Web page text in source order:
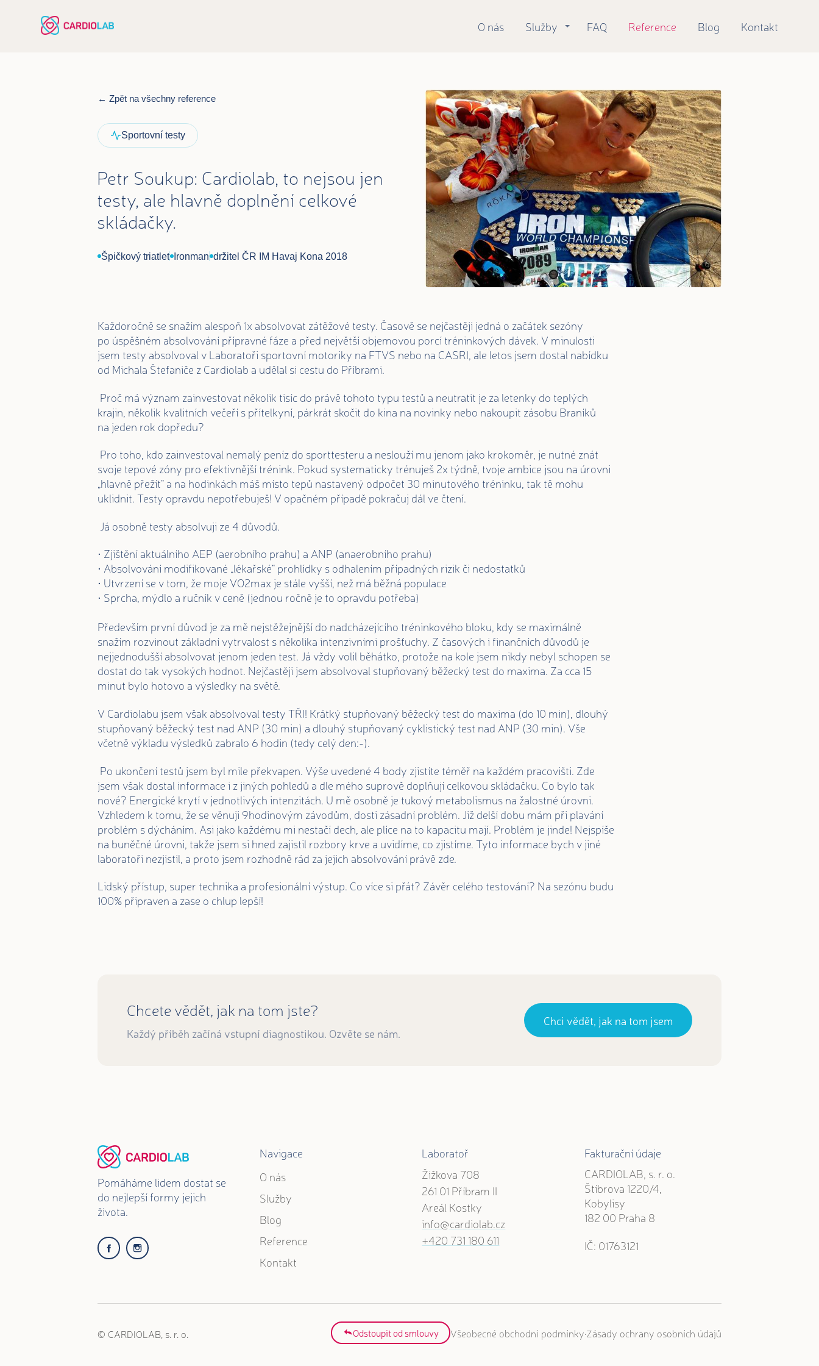
O nás Služby FAQ Reference Blog Kontakt
← Zpět na všechny reference
Sportovní testy
Petr Soukup: Cardiolab, to nejsou jen
testy, ale hlavně doplnění celkové
skládačky.
Špičkový triatlet Ironman držitel ČR IM Havaj Kona 2018
Každoročně se snažím alespoň 1x absolvovat zátěžové testy. Časově se nejčastěji jedná o začátek sezóny
po úspěšném absolvování přípravné fáze a před největší objemovou porcí tréninkových dávek. V minulosti
jsem testy absolvoval v Laboratoři sportovní motoriky na FTVS nebo na CASRI, ale letos jsem dostal nabídku
od Michala Štefaniče z Cardiolab a udělal si cestu do Příbrami.
Proč má význam zainvestovat několik tisíc do právě tohoto typu testů a neutratit je za letenky do teplých
krajin, několik kvalitních večeří s přítelkyní, párkrát skočit do kina na novinky nebo nakoupit zásobu Braníků
na jeden rok dopředu?
Pro toho, kdo zainvestoval nemalý peníz do sporttesteru a neslouží mu jenom jako krokoměr, je nutné znát
svoje tepové zóny pro efektivnější trénink. Pokud systematicky trénuješ 2x týdně, tvoje ambice jsou na úrovni
„hlavně přežít“ a na hodinkách máš místo tepů nastavený odpočet 30 minutového tréninku, tak tě mohu
uklidnit. Testy opravdu nepotřebuješ! V opačném případě pokračuj dál ve čtení.
Já osobně testy absolvuji ze 4 důvodů.
• Zjištění aktuálního AEP (aerobního prahu) a ANP (anaerobního prahu)
• Absolvování modifikované „lékařské“ prohlídky s odhalením případných rizik či nedostatků
• Utvrzení se v tom, že moje VO2max je stále vyšší, než má běžná populace
• Sprcha, mýdlo a ručník v ceně (jednou ročně je to opravdu potřeba)
Především první důvod je za mě nejstěžejnější do nadcházejícího tréninkového bloku, kdy se maximálně
snažím rozvinout základní vytrvalost s několika intenzivními prošťuchy. Z časových i finančních důvodů je
nejjednodušší absolvovat jenom jeden test. Já vždy volil běhátko, protože na kole jsem nikdy nebyl schopen se
dostat do tak vysokých hodnot. Nejčastěji jsem absolvoval stupňovaný běžecký test do maxima. Za cca 15
minut bylo hotovo a výsledky na světě.
V Cardiolabu jsem však absolvoval testy TŘI! Krátký stupňovaný běžecký test do maxima (do 10 min), dlouhý
stupňovaný běžecký test nad ANP (30 min) a dlouhý stupňovaný cyklistický test nad ANP (30 min). Vše
včetně výkladu výsledků zabralo 6 hodin (tedy celý den:-).
Po ukončení testů jsem byl mile překvapen. Výše uvedené 4 body zjistíte téměř na každém pracovišti. Zde
jsem však dostal informace i z jiných pohledů a dle mého suprově doplňují celkovou skládačku. Co bylo tak
nové? Energické krytí v jednotlivých intenzitách. U mě osobně je tukový metabolismus na žalostné úrovni.
Vzhledem k tomu, že se věnuji 9hodinovým závodům, dosti zásadní problém. Již delší dobu mám při plavání
problém s dýcháním. Asi jako každému mi nestačí dech, ale plíce na to kapacitu mají. Problém je jinde! Nejspíše
na buněčné úrovni, takže jsem si hned zajistil rozbory krve a uvidíme, co zjistíme. Tyto informace bych v jiné
laboratoři nezjistil, a proto jsem rozhodně rád za jejich absolvování právě zde.
Lidský přístup, super technika a profesionální výstup. Co více si přát? Závěr celého testování? Na sezónu budu
100% připraven a zase o chlup lepší!
Chcete vědět, jak na tom jste?
Každý příběh začíná vstupní diagnostikou. Ozvěte se nám.
Chci vědět, jak na tom jsem
Pomáháme lidem dostat se
do nejlepší formy jejich
života.
Navigace
O nás
Služby
Blog
Reference
Kontakt
Laboratoř
Žižkova 708
261 01 Příbram II
Areál Kostky
info@cardiolab.cz
+420 731 180 611
Fakturační údaje
CARDIOLAB, s. r. o.
Štíbrova 1220/4,
Kobylisy
182 00 Praha 8
IČ: 01763121
© CARDIOLAB, s. r. o. Odstoupit od smlouvy Všeobecné obchodní podmínky·Zásady ochrany osobních údajů